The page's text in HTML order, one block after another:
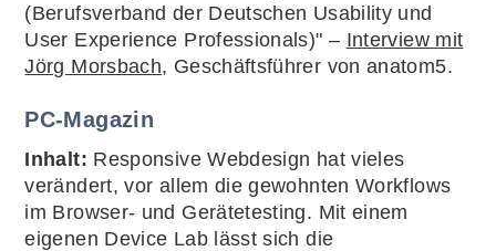
(Berufsverband der Deutschen Usability und
User Experience Professionals)" – Interview mit
Jörg Morsbach, Geschäftsführer von anatom5.
PC-Magazin
Inhalt: Responsive Webdesign hat vieles
verändert, vor allem die gewohnten Workflows
im Browser- und Gerätetesting. Mit einem
eigenen Device Lab lässt sich die